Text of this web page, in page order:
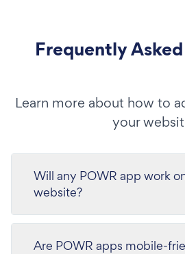
Frequently
Learn more about how to
your
Will any POWR app work
website?
Are POWR apps mobile-